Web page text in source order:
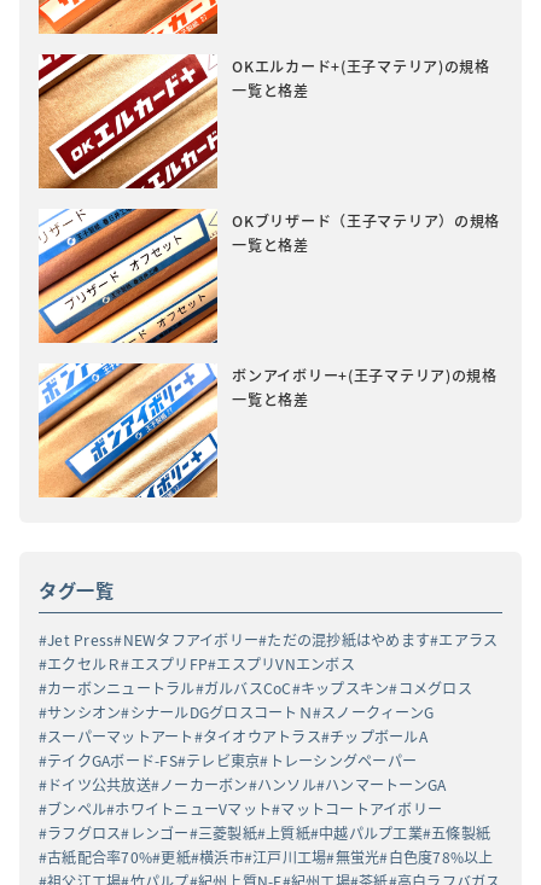
OKエルカード+(王子マテリア)の規格
一覧と格差
OKブリザード（王子マテリア）の規格
一覧と格差
ボンアイボリー+(王子マテリア)の規格
一覧と格差
タグ一覧
Jet Press NEWタフアイボリー ただの混抄紙はやめます エアラス
エクセルＲ エスプリFP エスプリVNエンボス
カーボンニュートラル ガルバスCoC キップスキン コメグロス
サンシオン シナールDGグロスコートＮ
スノークィーンG
スーパーマットアート タイオウアトラス チップボールA
テイクGAボード-FS テレビ東京
トレーシングペーパー
ドイツ公共放送 ノーカーボン ハンソル ハンマートーンGA
ブンペル ホワイトニューVマット マットコートアイボリー
ラフグロス レンゴー 三菱製紙 上質紙 中越パルプ工業 五條製紙
古紙配合率70% 更紙 横浜市 江戸川工場 無蛍光 白色度78%以上